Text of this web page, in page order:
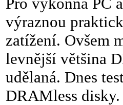
výraznou
zatížení. Ovšem
levnější většina
udělaná. Dnes
DRAMless disky.